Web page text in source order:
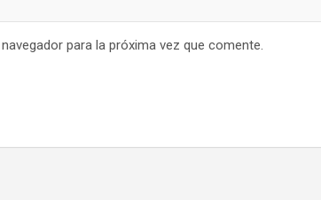
para la próxima vez que comente.